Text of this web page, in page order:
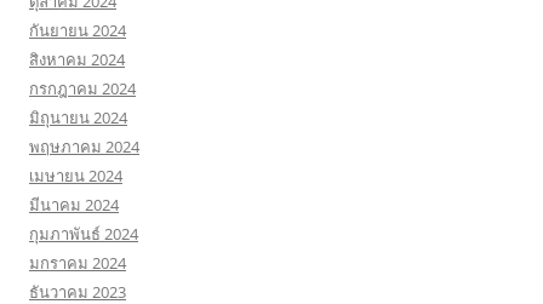
กันยายน 2024
สิงหาคม 2024
กรกฎาคม 2024
มิถุนายน 2024
พฤษภาคม 2024
เมษายน 2024
มีนาคม 2024
กุมภาพันธ์ 2024
มกราคม 2024
ธันวาคม 2023